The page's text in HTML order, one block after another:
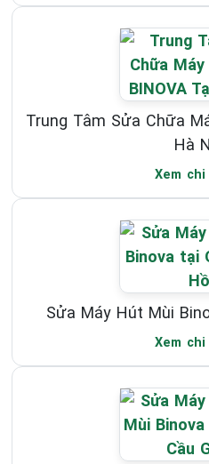
Trung Tâm Sửa Chữa
Hà
Xem
Sửa Máy Hút Mùi
Xem